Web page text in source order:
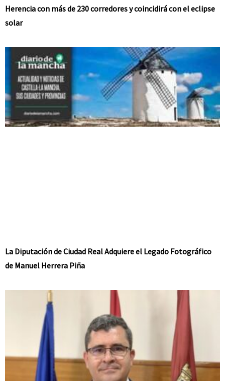
Herencia con más de 230 corredores y coincidirá con el eclipse
solar
La Diputación de Ciudad Real Adquiere el Legado Fotográfico
de Manuel Herrera Piña